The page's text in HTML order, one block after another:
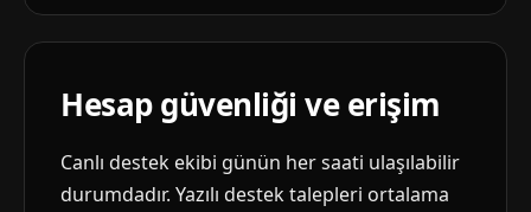
Hesap güvenliği ve erişim
Canlı destek ekibi günün her saati ulaşılabilir
durumdadır. Yazılı destek talepleri ortalama